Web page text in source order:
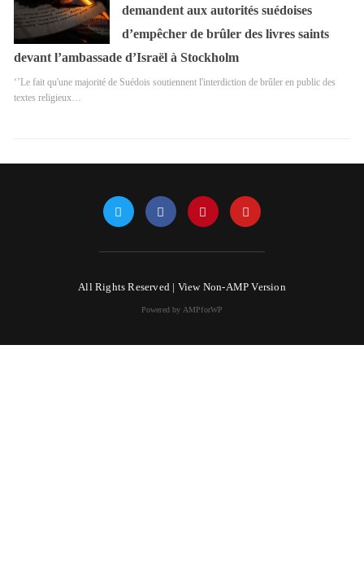
demandent aux autorités suédoises
d’empêcher de brûler des livres saints
devant l’ambassade d’Israël à Stockholm
‘’Le fait qu'une majorité de Suédois soutiennent l'interdiction de brûler en public des
textes religieux…
All Rights Reserved | View Non-AMP Version
Powered by AMPforWP